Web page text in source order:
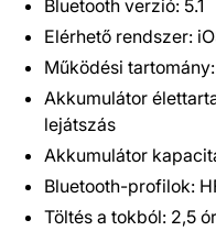
Bluetooth verzió: 5.1
Elérhető rendszer:
Működési tartomány:
Akkumulátor
lejátszás
Akkumulátor
Bluetooth-profilok:
Töltés a tokból: 2,5